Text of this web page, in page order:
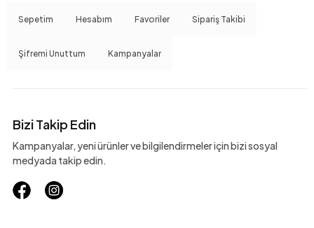
Sepetim Hesabım Favoriler Sipariş Takibi
Şifremi Unuttum Kampanyalar
Bizi Takip Edin
Kampanyalar, yeni ürünler ve bilgilendirmeler için bizi sosyal
medyada takip edin.